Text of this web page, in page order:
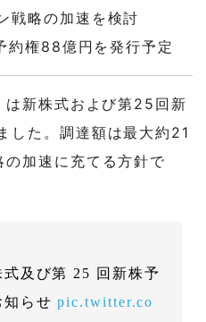
戦略の加速を検討
約権88億円を発行予定
新株式および第25回新
した。調達額は最大約21
加速に充てる方針で
及び第 25 回新株予
知らせpic.twitter.co